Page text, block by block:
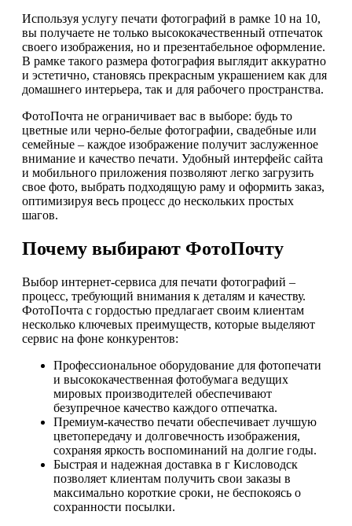
Используя услугу печати фотографий в рамке 10 на 10,
вы получаете не только высококачественный отпечаток
своего изображения, но и презентабельное оформление.
В рамке такого размера фотография выглядит аккуратно
и эстетично, становясь прекрасным украшением как для
домашнего интерьера, так и для рабочего пространства.
ФотоПочта не ограничивает вас в выборе: будь то
цветные или черно-белые фотографии, свадебные или
семейные – каждое изображение получит заслуженное
внимание и качество печати. Удобный интерфейс сайта
и мобильного приложения позволяют легко загрузить
свое фото, выбрать подходящую раму и оформить заказ,
оптимизируя весь процесс до нескольких простых
шагов.
Почему выбирают ФотоПочту
Выбор интернет-сервиса для печати фотографий –
процесс, требующий внимания к деталям и качеству.
ФотоПочта с гордостью предлагает своим клиентам
несколько ключевых преимуществ, которые выделяют
сервис на фоне конкурентов:
Профессиональное оборудование для фотопечати
и высококачественная фотобумага ведущих
мировых производителей обеспечивают
безупречное качество каждого отпечатка.
Премиум-качество печати обеспечивает лучшую
цветопередачу и долговечность изображения,
сохраняя яркость воспоминаний на долгие годы.
Быстрая и надежная доставка в г Кисловодск
позволяет клиентам получить свои заказы в
максимально короткие сроки, не беспокоясь о
сохранности посылки.